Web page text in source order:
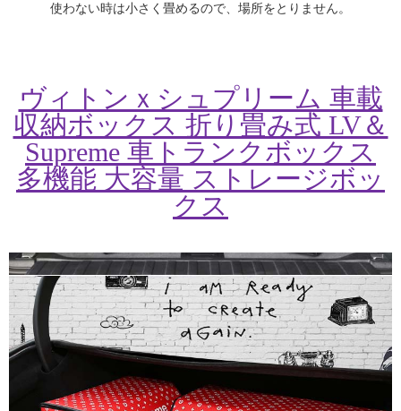
使わない時は小さく畳めるので、場所をとりません。
ヴィトンｘシュプリーム 車載
収納ボックス 折り畳み式 LV＆
Supreme 車トランクボックス
多機能 大容量 ストレージボッ
クス